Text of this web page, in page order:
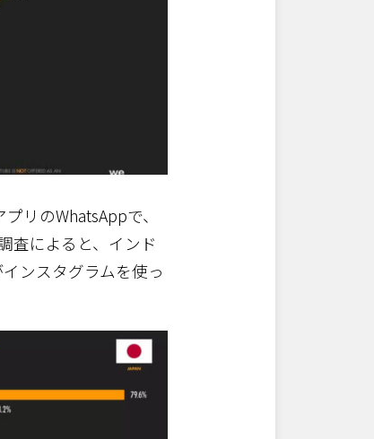
リのWhatsAppで、
査によると、インド
ンスタグラムを使っ